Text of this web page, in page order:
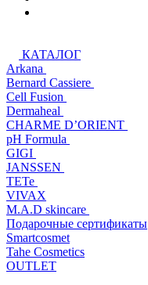
КАТАЛОГ
Arkana
Bernard Cassiere
Cell Fusion
Dermaheal
CHARME D’ORIENT
pH Formula
GIGI
JANSSEN
TETe
VIVAX
M.A.D skincare
Подарочные сертификаты
Smartcosmet
Tahe Cosmetics
OUTLET